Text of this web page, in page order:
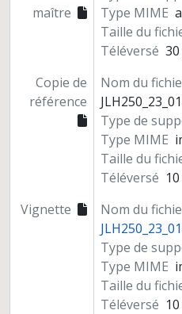
maître
Type MIME
Taille du
Téléversé
Copie de
référence
Nom du
Type de
Type MIME
Taille du
Téléversé
Vignette
Nom du
Type de
Type MIME
Taille du
Téléversé